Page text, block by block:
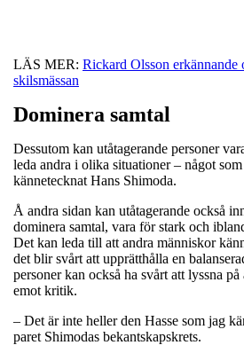
LÄS MER: Rickard Olsson erkännande
skilsmässan
Dominera samtal
Dessutom kan utåtagerande personer
leda andra i olika situationer – något
kännetecknat Hans Shimoda.
Å andra sidan kan utåtagerande också
dominera samtal, vara för stark och
Det kan leda till att andra människor
det blir svårt att upprätthålla en
personer kan också ha svårt att lyssna på
emot kritik.
– Det är inte heller den Hasse som jag
paret Shimodas bekantskapskrets.